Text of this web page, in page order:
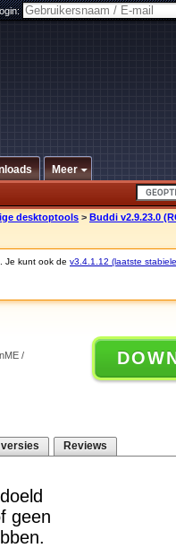
Meer
desktoptools > Buddi v2.9.23.0
Je kunt ook de v3.4.1.12 (laatste
/
Reviews
geen